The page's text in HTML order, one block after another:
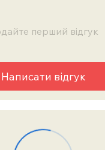
перший відгук
Написати відгук